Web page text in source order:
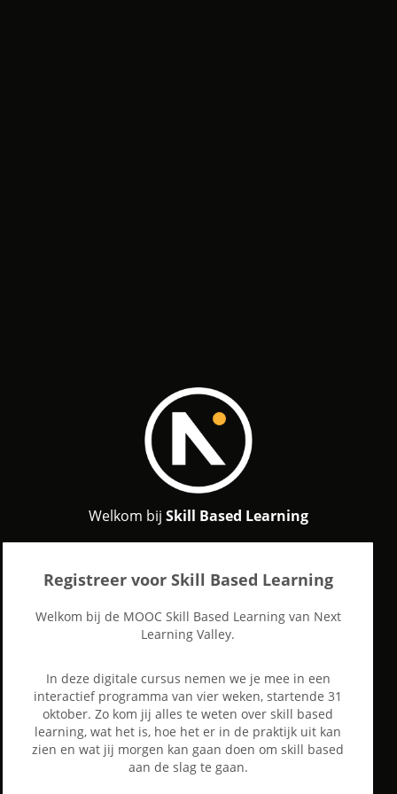
Welkom bij Skill Based Learning
Registreer voor Skill Based Learning
Welkom bij de MOOC Skill Based Learning van Next
Learning Valley.
In deze digitale cursus nemen we je mee in een
interactief programma van vier weken, startende 31
oktober. Zo kom jij alles te weten over skill based
learning, wat het is, hoe het er in de praktijk uit kan
zien en wat jij morgen kan gaan doen om skill based
aan de slag te gaan.